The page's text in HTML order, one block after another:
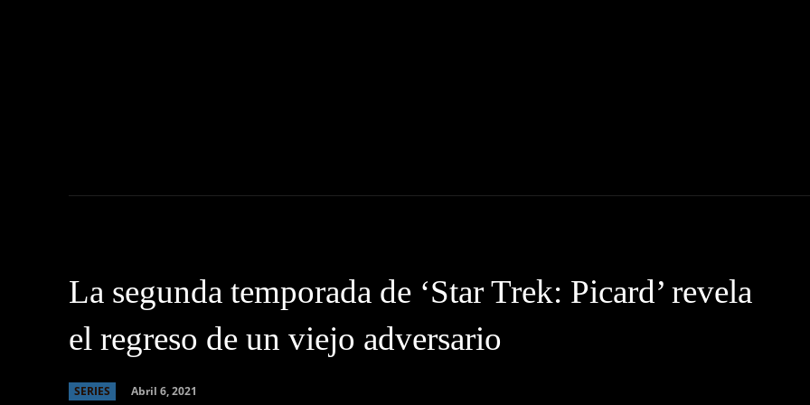
La segunda temporada de ‘Star Trek: Picard’ revela
el regreso de un viejo adversario
SERIES Abril 6, 2021